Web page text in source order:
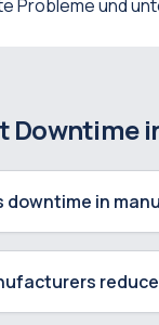
Probleme und
Downtime
downtime in